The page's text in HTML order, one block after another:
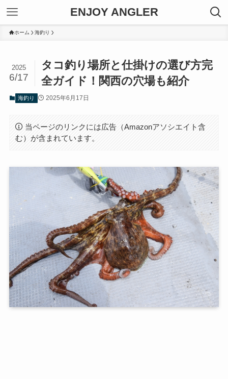
ENJOY ANGLER
ホーム 海釣り
タコ釣り場所と仕掛けの選び方完
全ガイド！関西の穴場も紹介
2025
6/17
海釣り 2025年6月17日
当ページのリンクには広告（Amazonアソシエイト含
む）が含まれています。